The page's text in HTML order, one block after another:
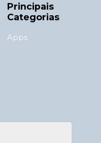
Principais
Categorias
Apps